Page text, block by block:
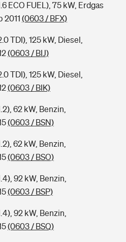
ECO FUEL), 75 kW, Erdgas
2011 (0603 / BFX)
TDI), 125 kW, Diesel,
(0603 / BIJ)
TDI), 125 kW, Diesel,
(0603 / BIK)
62 kW, Benzin,
(0603 / BSN)
62 kW, Benzin,
(0603 / BSO)
92 kW, Benzin,
(0603 / BSP)
92 kW, Benzin,
(0603 / BSQ)